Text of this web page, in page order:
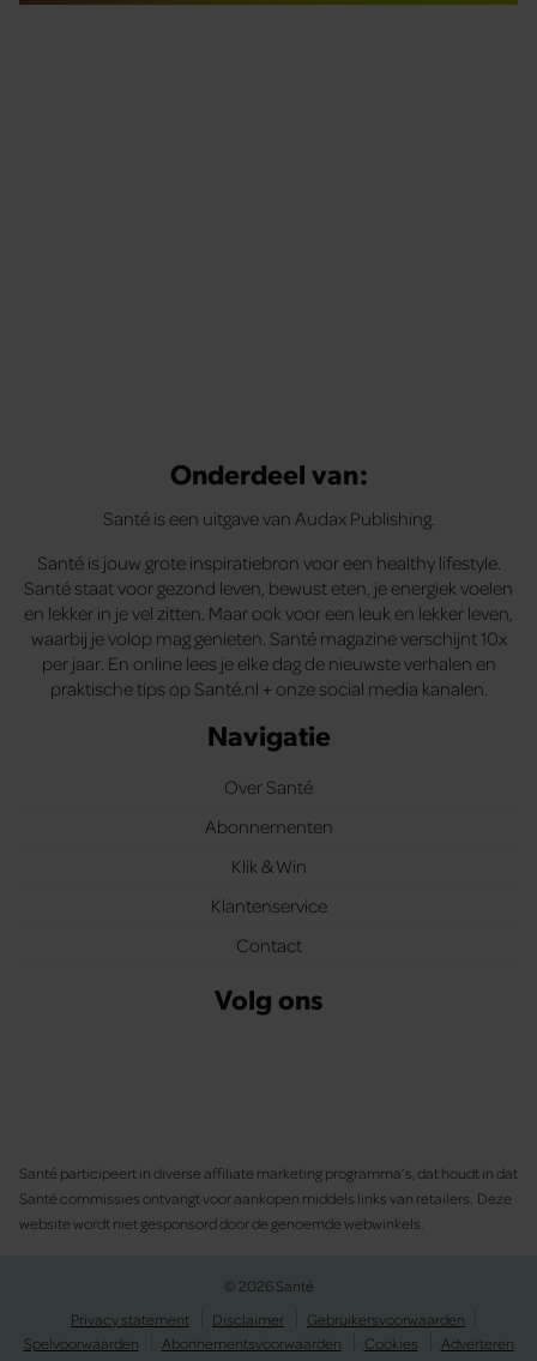
Onderdeel van:
Santé is een uitgave van Audax Publishing.
Santé is jouw grote inspiratiebron voor een healthy lifestyle.
Santé staat voor gezond leven, bewust eten, je energiek voelen
en lekker in je vel zitten. Maar ook voor een leuk en lekker leven,
waarbij je volop mag genieten. Santé magazine verschijnt 10x
per jaar. En online lees je elke dag de nieuwste verhalen en
praktische tips op Santé.nl + onze social media kanalen.
Navigatie
Over Santé
Abonnementen
Klik & Win
Klantenservice
Contact
Volg ons
Santé participeert in diverse affiliate marketing programma’s, dat houdt in dat
Santé commissies ontvangt voor aankopen middels links van retailers. Deze
website wordt niet gesponsord door de genoemde webwinkels.
© 2026 Santé
Privacy statement
Disclaimer
Gebruikersvoorwaarden
Spelvoorwaarden
Abonnementsvoorwaarden Cookies Adverteren